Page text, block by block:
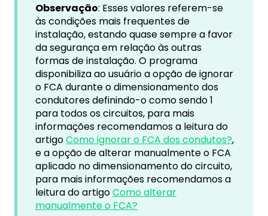
Observação: Esses valores referem-se
às condições mais frequentes de
instalação, estando quase sempre a favor
da segurança em relação às outras
formas de instalação. O programa
disponibiliza ao usuário a opção de ignorar
o FCA durante o dimensionamento dos
condutores definindo-o como sendo 1
para todos os circuitos, para mais
informações recomendamos a leitura do
artigoComo ignorar o FCA dos condutos?,
e a opção de alterar manualmente o FCA
aplicado no dimensionamento do circuito,
para mais informações recomendamos a
leitura do artigoComo alterar
manualmente o FCA?